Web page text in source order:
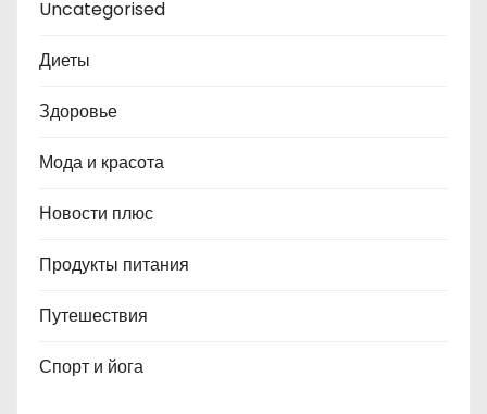
Uncategorised
Диеты
Здоровье
Мода и красота
Новости плюс
Продукты питания
Путешествия
Спорт и йога